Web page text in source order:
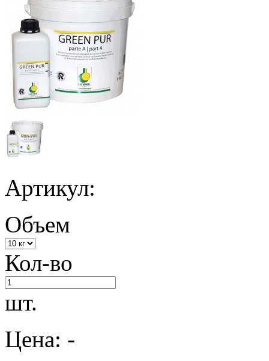
Артикул:
Объем
Кол-во
шт.
Цена: -